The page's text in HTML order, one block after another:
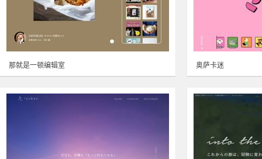
那就是一顿编辑室 奥萨卡迷